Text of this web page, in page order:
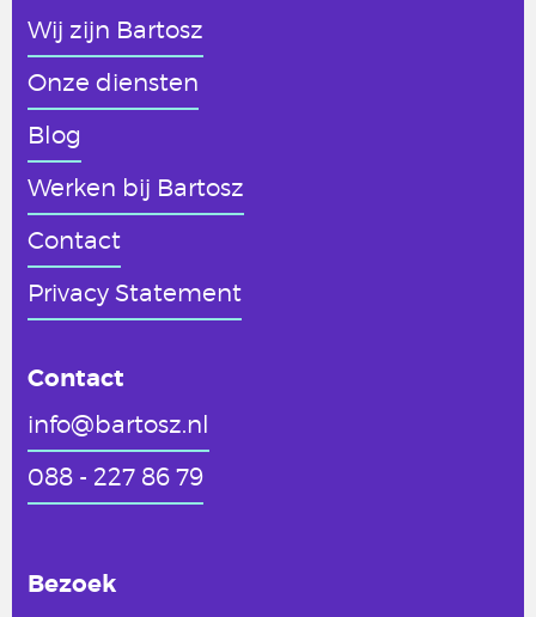
Wij zijn Bartosz
Onze diensten
Blog
Werken bij Bartosz
Contact
Privacy Statement
Contact
info@bartosz.nl
088 - 227 86 79
Bezoek